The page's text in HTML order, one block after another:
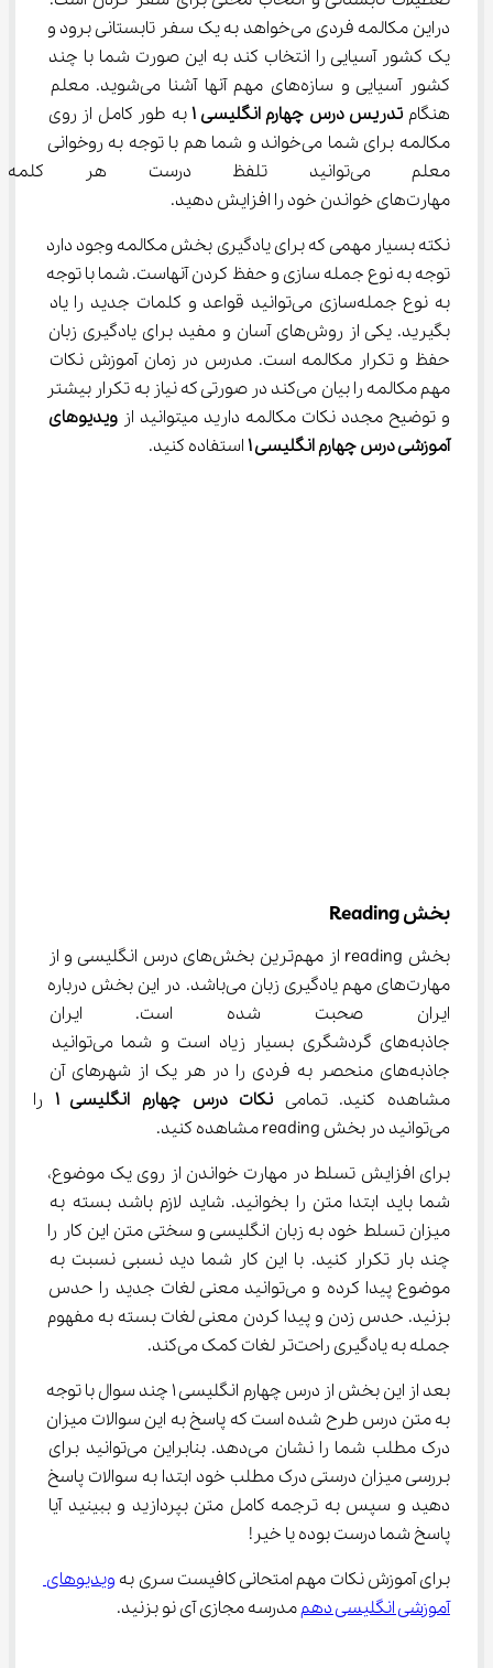
دراین مکالمه فردی می‌خواهد به یک سفر تابستانی برود و
یک کشور آسیایی را انتخاب کند به این صورت شما با چند
کشور آسیایی و سازه‌های مهم آنها آشنا می‌شوید‌. معلم
هنگام تدریس درس چهارم انگلیسی ۱ به طور کامل از روی
مکالمه برای شما می‌خواند و شما هم با توجه به روخوانی
معلم می‌توانید تلفظ درست هر
مهارت‌‌های خواندن خود را افزایش دهید.
نکته بسیار مهمی که برای یادگیری بخش مکالمه وجود دارد
توجه به نوع جمله سازی و حفظ کردن آنهاست. شما با توجه
به نوع جمله‌سازی می‌توانید قواعد و کلمات جدید را یاد
بگیرید. یکی از روش‌های آسان و مفید برای یادگیری زبان
حفظ و تکرار مکالمه است. مدرس در زمان آموزش نکات
مهم مکالمه را بیان می‌کند در صورتی که نیاز به تکرار بیشتر
و توضیح مجدد نکات مکالمه دارید میتوانید از ویدیوهای
آموزشی درس چهارم انگلیسی ۱ استفاده کنید.
بخش Reading
بخش reading از مهم‌ترین بخش‌های درس انگلیسی و از
مهارت‌های مهم یادگیری زبان می‌باشد. در این بخش درباره
ایران صحبت شده است. ایران
جاذبه‌های گردشگری بسیار زیاد است و شما می‌توانید
جاذبه‌های منحصر به فردی را در هر یک از شهرهای آن
مشاهده کنید. تمامی نکات درس چهارم انگلیسی ۱ را
می‌توانید در بخش reading مشاهده کنید.
برای افزایش تسلط در مهارت خواندن از روی یک موضوع،
شما باید ابتدا متن را بخوانید. شاید لازم باشد بسته به
میزان تسلط خود به زبان انگلیسی و سختی متن این کار را
چند بار تکرار کنید. با این کار شما دید نسبی نسبت به
موضوع پیدا کرده و می‌توانید معنی لغات جدید را حدس
بزنید. حدس زدن و پیدا کردن معنی لغات بسته به مفهوم
جمله به یادگیری راحت‌تر لغات کمک می‌کند.
بعد از این بخش از درس چهارم انگلیسی ۱ چند سوال با توجه
به متن درس طرح شده است که پاسخ به این سوالات میزان
درک مطلب شما را نشان می‌دهد. بنابراین می‌توانید برای
بررسی میزان درستی درک مطلب خود ابتدا به سوالات پاسخ
دهید و سپس به ترجمه کامل متن بپردازید و ببینید آیا
پاسخ شما درست بوده یا خیر!
برای آموزش نکات مهم امتحانی کافیست سری به ویدیوهای
آموزشی انگلیسی دهم مدرسه مجازی آی نو بزنید.